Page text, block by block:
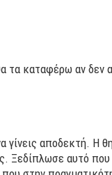
τα καταφέρω αν
γίνεις αποδεκτή. Η
Ξεδίπλωσε αυτό